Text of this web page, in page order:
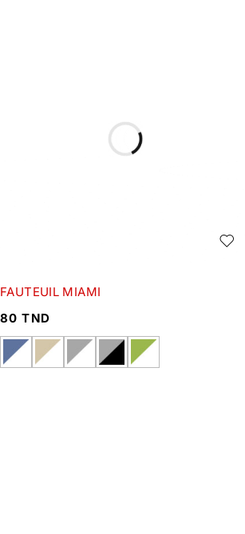
FAUTEUIL MIAMI
80TND